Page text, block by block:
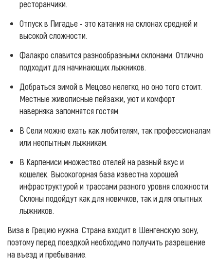
ресторанчики.
Отпуск в Пигадье - это катания на склонах средней и
высокой сложности.
Фалакро славится разнообразными склонами. Отлично
подходит для начинающих лыжников.
Добраться зимой в Мецово нелегко, но оно того стоит.
Местные живописные пейзажи, уют и комфорт
наверняка запомнятся гостям.
В Сели можно ехать как любителям, так профессионалам
или неопытным лыжникам.
В Карпениси множество отелей на разный вкус и
кошелек. Высокогорная база известна хорошей
инфраструктурой и трассами разного уровня сложности.
Склоны подойдут как для новичков, так и для опытных
лыжников.
Виза в Грецию нужна. Страна входит в Шенгенскую зону,
поэтому перед поездкой необходимо получить разрешение
на въезд и пребывание.